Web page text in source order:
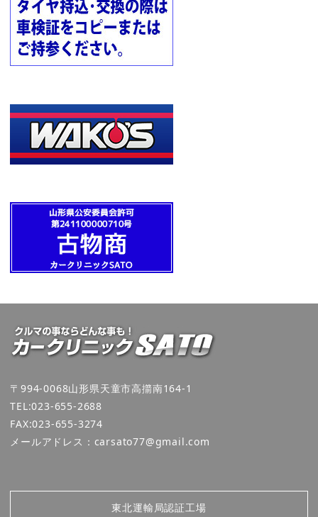
〒994-0068山形県天童市高擶南164-1
TEL:023-655-2688
FAX:023-655-3274
メールアドレス：carsato77@gmail.com
東北運輸局認証工場